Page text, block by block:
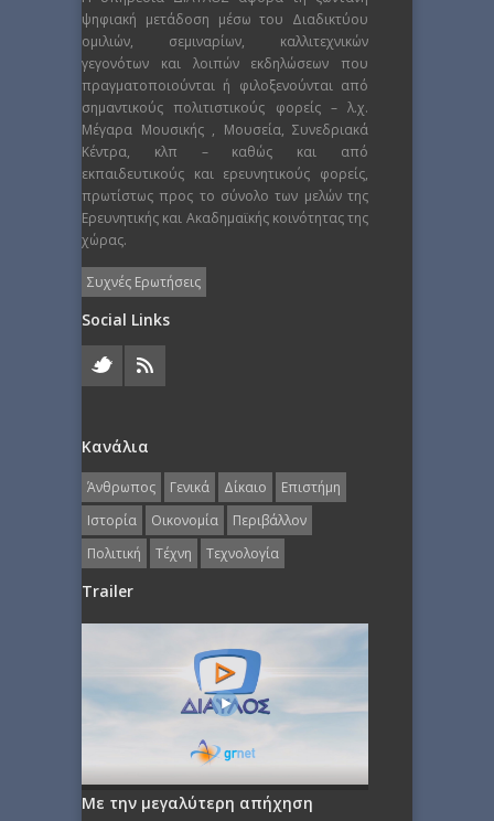
ψηφιακή μετάδοση μέσω του Διαδικτύου
ομιλιών, σεμιναρίων, καλλιτεχνικών
γεγονότων και λοιπών εκδηλώσεων που
πραγματοποιούνται ή φιλοξενούνται από
σημαντικούς πολιτιστικούς φορείς – λ.χ.
Μέγαρα Μουσικής , Μουσεία, Συνεδριακά
Κέντρα, κλπ – καθώς και από
εκπαιδευτικούς και ερευνητικούς φορείς,
πρωτίστως προς το σύνολο των μελών της
Ερευνητικής και Ακαδημαϊκής κοινότητας της
χώρας.
Συχνές Ερωτήσεις
Social Links
Κανάλια
Άνθρωπος Γενικά Δίκαιο
Επιστήμη
Ιστορία
Οικονομία
Περιβάλλον
Πολιτική
Τέχνη Τεχνολογία
Trailer
Με την μεγαλύτερη απήχηση